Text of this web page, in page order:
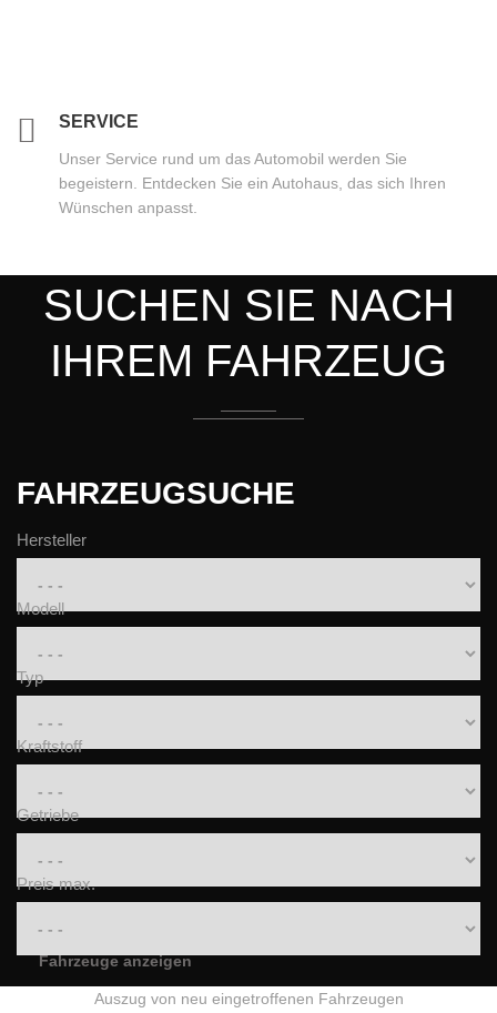
SERVICE
Unser Service rund um das Automobil werden Sie
begeistern. Entdecken Sie ein Autohaus, das sich Ihren
Wünschen anpasst.
SUCHEN SIE NACH
IHREM FAHRZEUG
FAHRZEUGSUCHE
Hersteller
Modell
Typ
Kraftstoff
Getriebe
Preis max.
Fahrzeuge anzeigen
Auszug von neu eingetroffenen Fahrzeugen